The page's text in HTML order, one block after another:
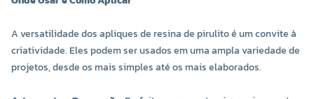
A versatilidade dos apliques de resina de pirulito é um convite à
criatividade. Eles podem ser usados em uma ampla variedade de
projetos, desde os mais simples até os mais elaborados.